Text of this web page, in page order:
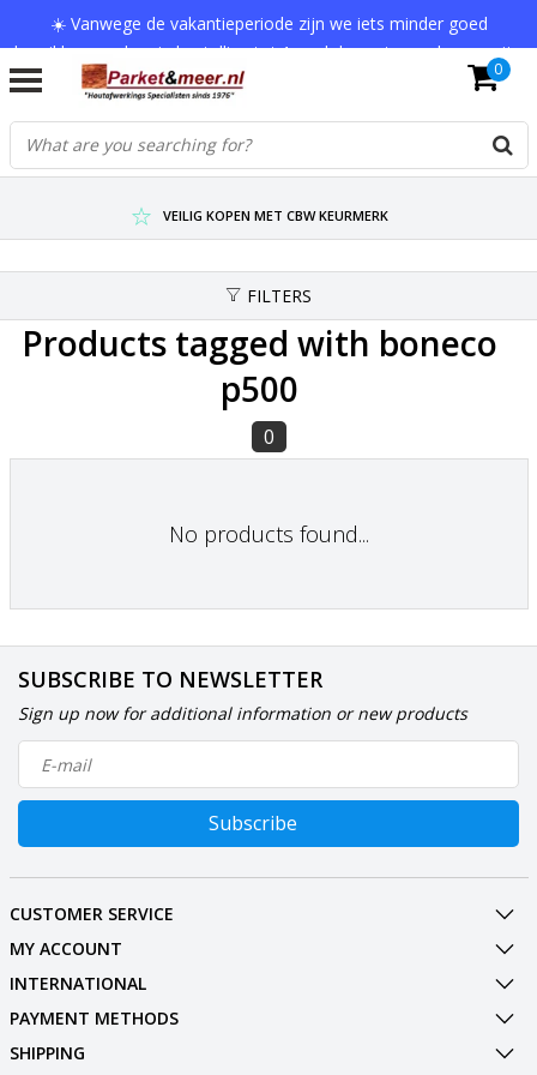
☀️ Vanwege de vakantieperiode zijn we iets minder goed
bereikbaar en kan je bestelling tot 1 werkdag extra onderweg zijn.
Bedankt voor je begrip!
VERZENDKOSTEN € 7,95 (GRATIS VA €75,-)
SCHERPSTE PRIJZEN TOT WEL 75% KORTING !
VEILIG KOPEN MET CBW KEURMERK
0
FILTERS
Products tagged with boneco
p500
0
No products found...
SUBSCRIBE TO NEWSLETTER
Sign up now for additional information or new products
Subscribe
CUSTOMER SERVICE
MY ACCOUNT
INTERNATIONAL
PAYMENT METHODS
SHIPPING